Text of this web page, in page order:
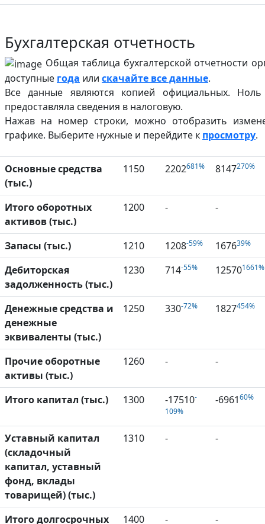
Бухгалтерская отчетность
Общая таблица бухгалтерской отчетности
доступные года или скачайте все данные.
Все данные являются копией официальных.
предоставляла сведения в налоговую.
Нажав на номер строки, можно отобразить
графике. Выберите нужные и перейдите к просмотру.
Основные средства
(тыс.)
1150 2202681% 8147270%
Итого оборотных
активов (тыс.)
1200 - -
Запасы (тыс.) 1210 1208-59% 167639%
Дебиторская
задолженность (тыс.)
1230 714-55% 125701661%
Денежные средства и
денежные
эквиваленты (тыс.)
1250 330-72% 1827454%
Прочие оборотные
активы (тыс.)
1260 - -
Итого капитал (тыс.) 1300 -17510-
109%
-696160%
Уставный капитал
(складочный
капитал, уставный
фонд, вклады
товарищей) (тыс.)
1310 - -
Итого долгосрочных 1400 - -